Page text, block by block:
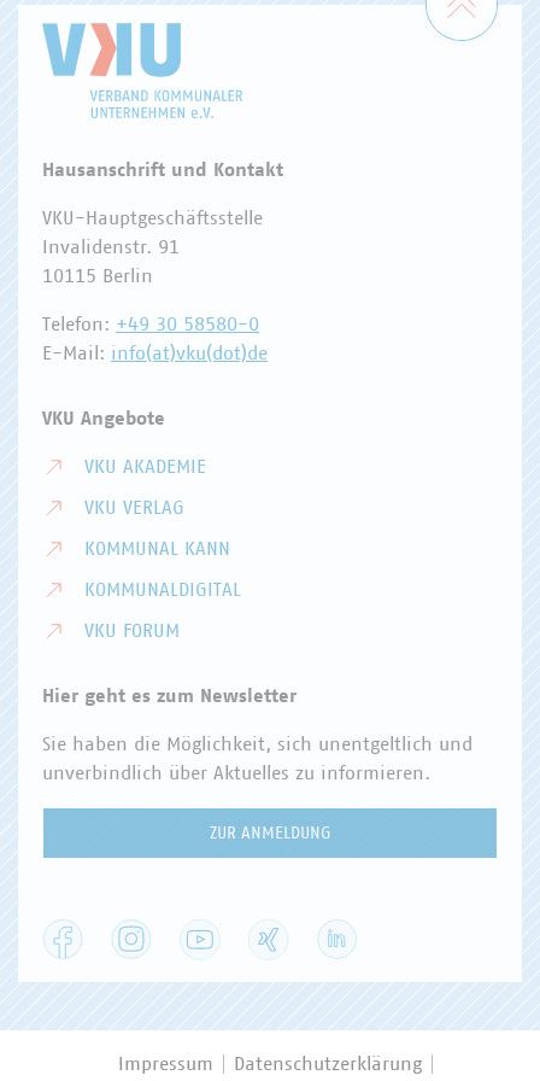
Hausanschrift und Kontakt
VKU-Hauptgeschäftsstelle
Invalidenstr. 91
10115 Berlin
Telefon: +49 30 58580-0
E-Mail: info(at)vku(dot)de
VKU Angebote
VKU AKADEMIE
VKU VERLAG
KOMMUNAL KANN
KOMMUNALDIGITAL
VKU FORUM
Hier geht es zum Newsletter
Sie haben die Möglichkeit, sich unentgeltlich und
unverbindlich über Aktuelles zu informieren.
ZUR ANMELDUNG
Facebook Instagram YouTube
Impressum Datenschutzerklärung